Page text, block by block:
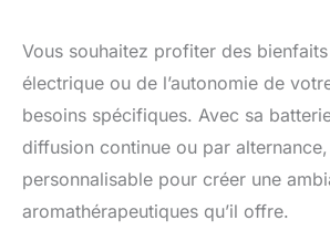
Vous souhaitez profiter des
électrique ou de l’autonomie de
besoins spécifiques. Avec sa
diffusion continue ou par
personnalisable pour créer une
aromathérapeutiques qu’il offre.